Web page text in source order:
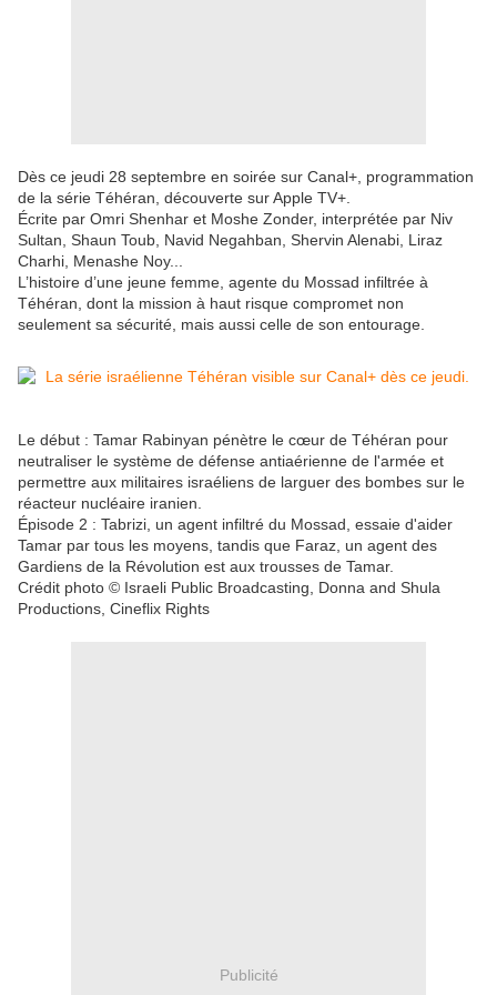
Dès ce jeudi 28 septembre en soirée sur Canal+, programmation
de la série Téhéran, découverte sur Apple TV+.
Écrite par Omri Shenhar et Moshe Zonder, interprétée par Niv
Sultan, Shaun Toub, Navid Negahban, Shervin Alenabi, Liraz
Charhi, Menashe Noy...
L’histoire d’une jeune femme, agente du Mossad infiltrée à
Téhéran, dont la mission à haut risque compromet non
seulement sa sécurité, mais aussi celle de son entourage.
Le début : Tamar Rabinyan pénètre le cœur de Téhéran pour
neutraliser le système de défense antiaérienne de l'armée et
permettre aux militaires israéliens de larguer des bombes sur le
réacteur nucléaire iranien.
Épisode 2 : Tabrizi, un agent infiltré du Mossad, essaie d'aider
Tamar par tous les moyens, tandis que Faraz, un agent des
Gardiens de la Révolution est aux trousses de Tamar.
Crédit photo © Israeli Public Broadcasting, Donna and Shula
Productions, Cineflix Rights
Publicité